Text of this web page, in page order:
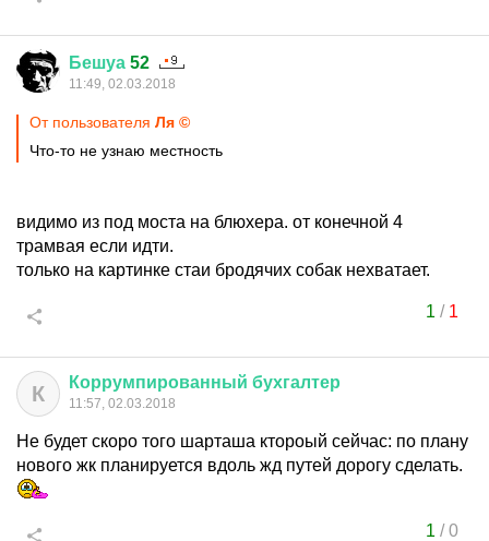
Бешуа 52
11:49, 02.03.2018
От пользователя Ля ©
Что-то не узнаю местность
видимо из под моста на блюхера. от конечной 4
трамвая если идти.
только на картинке стаи бродячих собак нехватает.
1 / 1
К Коррумпированный бухгалтер
11:57, 02.03.2018
Не будет скоро того шарташа ктороый сейчас: по плану
нового жк планируется вдоль жд путей дорогу сделать.
1 /0